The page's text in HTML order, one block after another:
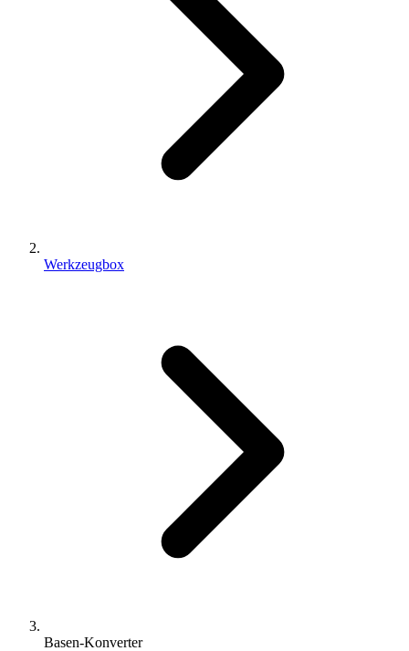
Werkzeugbox
Basen-Konverter